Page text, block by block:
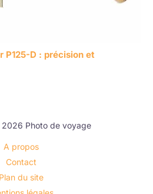
P125-D : précision et
Photo de voyage
A propos
Contact
Plan du site